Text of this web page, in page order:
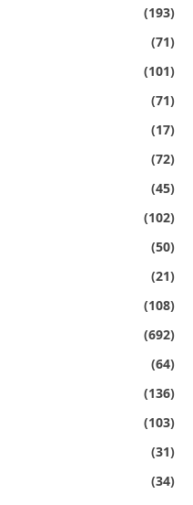
(193)
(71)
(101)
(71)
(17)
(72)
(45)
(102)
(50)
(21)
(108)
(692)
(64)
(136)
(103)
(31)
(34)